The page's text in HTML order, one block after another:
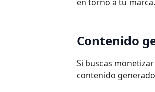
Contenido
Si buscas
contenido